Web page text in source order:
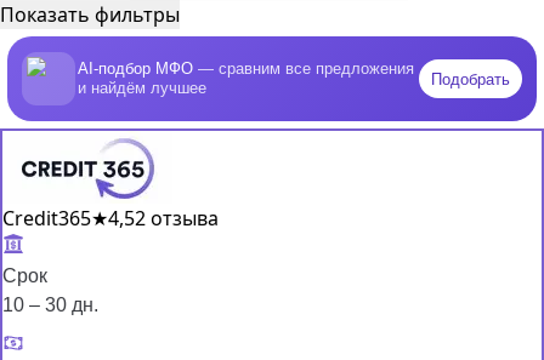
Показать фильтры
AI-подбор МФО — сравним все предложения
и найдём лучшее
Подобрать
Credit365★4,52 отзыва
Срок
10 – 30 дн.